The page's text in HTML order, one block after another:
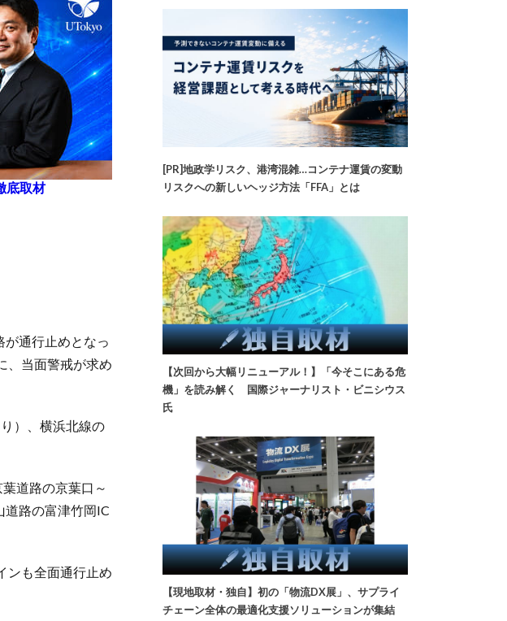
底取材
通行止めとなっ
、当面警戒が求め
）、横浜北線の
道路の京葉口～
道路の富津竹岡IC
ンも全面通行止め
[PR]地政学リスク、港湾混雑…コンテナ運賃の変動
リスクへの新しいヘッジ方法「FFA」とは
【次回から大幅リニューアル！】「今そこにある危
機」を読み解く 国際ジャーナリスト・ビニシウス
氏
【現地取材・独自】初の「物流DX展」、サプライ
チェーン全体の最適化支援ソリューションが集結